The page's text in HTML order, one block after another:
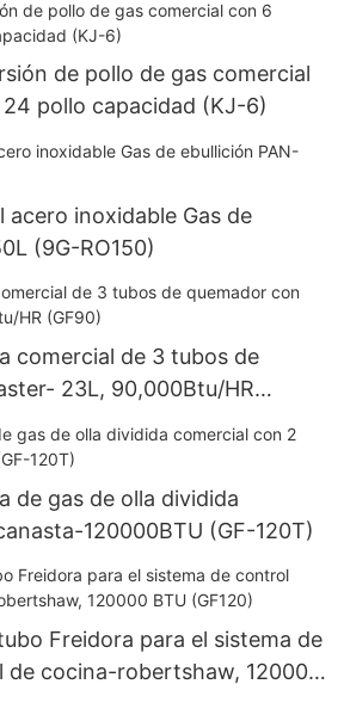
de pollo de gas comercial
pollo capacidad (KJ-6)
acero inoxidable Gas de
(9G-RO150)
comercial de 3 tubos de
23L, 90,000Btu/HR
de gas de olla dividida
120000BTU (GF-120T)
Freidora para el sistema de
de cocina-robertshaw, 120000